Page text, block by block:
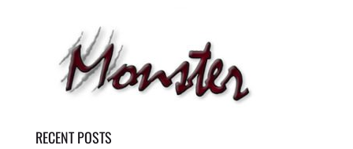
RECENT POSTS